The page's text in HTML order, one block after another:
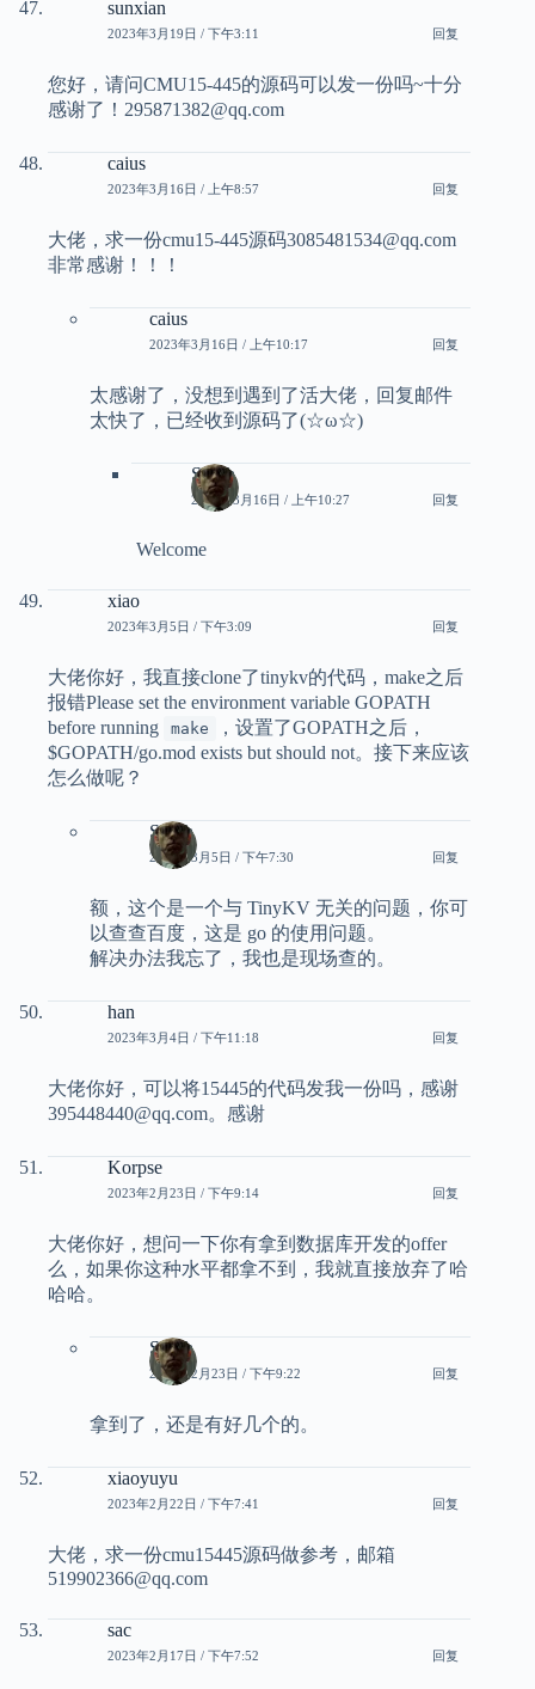
sunxian
2023年3月19日 / 下午3:11 回复
您好，请问CMU15-445的源码可以发一份吗~十分
感谢了！295871382@qq.com
caius
2023年3月16日 / 上午8:57 回复
大佬，求一份cmu15-445源码3085481534@qq.com
非常感谢！！！
caius
2023年3月16日 / 上午10:17 回复
太感谢了，没想到遇到了活大佬，回复邮件
太快了，已经收到源码了(☆ω☆)
Smith
2023年3月16日 / 上午10:27 回复
Welcome
xiao
2023年3月5日 / 下午3:09 回复
大佬你好，我直接clone了tinykv的代码，make之后
报错Please set the environment variable GOPATH
before running
make
，设置了GOPATH之后，
$GOPATH/go.mod exists but should not。接下来应该
怎么做呢？
Smith
2023年3月5日 / 下午7:30 回复
额，这个是一个与 TinyKV 无关的问题，你可
以查查百度，这是 go 的使用问题。
解决办法我忘了，我也是现场查的。
han
2023年3月4日 / 下午11:18 回复
大佬你好，可以将15445的代码发我一份吗，感谢
395448440@qq.com。感谢
Korpse
2023年2月23日 / 下午9:14 回复
大佬你好，想问一下你有拿到数据库开发的offer
么，如果你这种水平都拿不到，我就直接放弃了哈
哈哈。
Smith
2023年2月23日 / 下午9:22 回复
拿到了，还是有好几个的。
xiaoyuyu
2023年2月22日 / 下午7:41 回复
大佬，求一份cmu15445源码做参考，邮箱
519902366@qq.com
sac
2023年2月17日 / 下午7:52 回复